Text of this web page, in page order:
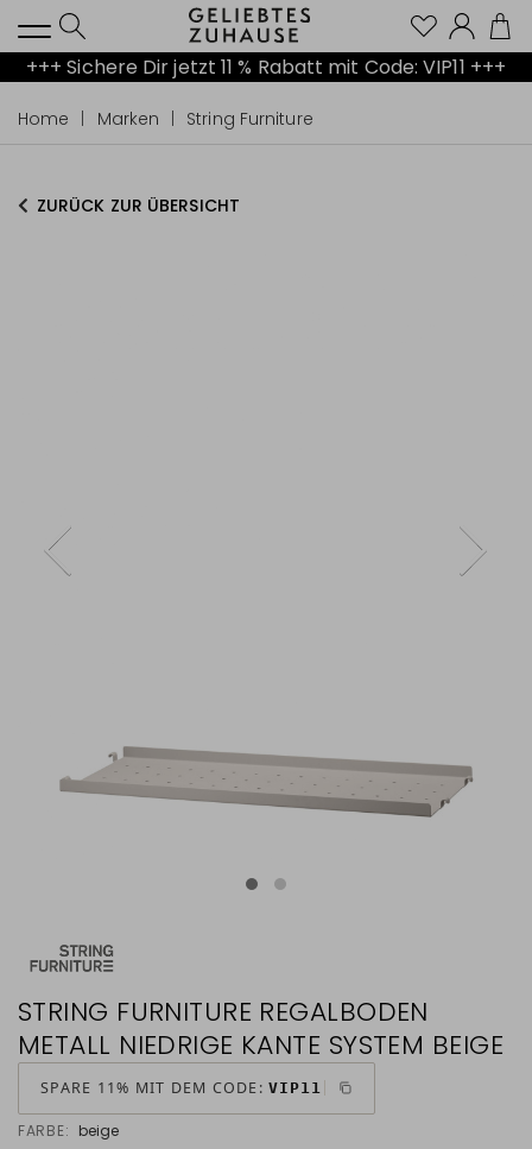
+++ Sichere Dir jetzt 11 % Rabatt mit Code: VIP11 +++
Home Marken String Furniture
ZURÜCK ZUR ÜBERSICHT
STRING FURNITURE REGALBODEN
METALL NIEDRIGE KANTE SYSTEM BEIGE
SPARE 11% MIT DEM CODE: VIP11
FARBE: beige